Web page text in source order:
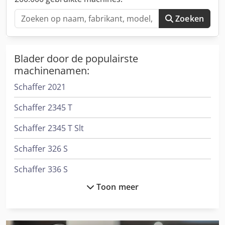
Zoeken
Blader door de populairste
machinenamen:
Schaffer 2021
Schaffer 2345 T
Schaffer 2345 T Slt
Schaffer 326 S
Schaffer 336 S
Toon meer